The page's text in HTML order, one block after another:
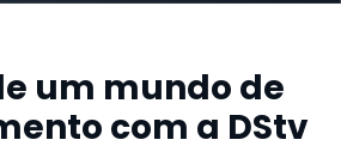
um mundo de
com a DStv